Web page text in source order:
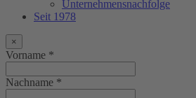
Unternehmensnachfolge
Seit 1978
×
Vorname *
Nachname *